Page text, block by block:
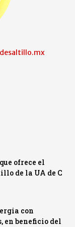
ofrece el
de la UA de C
con
en beneficio del